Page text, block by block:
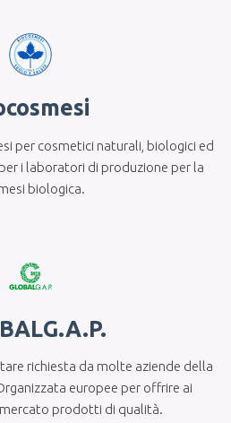
per cosmetici naturali, biologici ed
i laboratori di produzione per la
biologica.
richiesta da molte aziende della
europee per offrire ai
prodotti di qualità.